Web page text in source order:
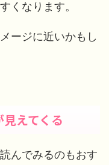
くなります。
ージに近いかもし
えてくる
んでみるのもおす